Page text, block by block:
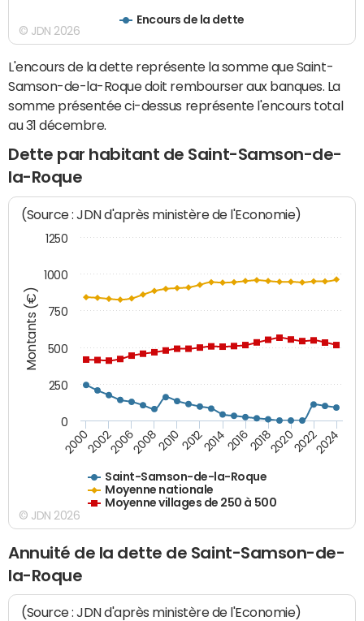
Encours de la dette
© JDN 2026
L'encours de la dette représente la somme que Saint-
Samson-de-la-Roque doit rembourser aux banques. La
somme présentée ci-dessus représente l'encours total
au 31 décembre.
Dette par habitant de Saint-Samson-de-
la-Roque
Montants (€)
(Source : JDN d'après ministère de l'Economie)
Saint-Samson-de-la-Roque
Moyenne nationale
Moyenne villages de 250 à 500
200020022006200820102012201420162018202020222024
0
250
500
750
1000
1250
© JDN 2026
Annuité de la dette de Saint-Samson-de-
la-Roque
(Source : JDN d'après ministère de l'Economie)